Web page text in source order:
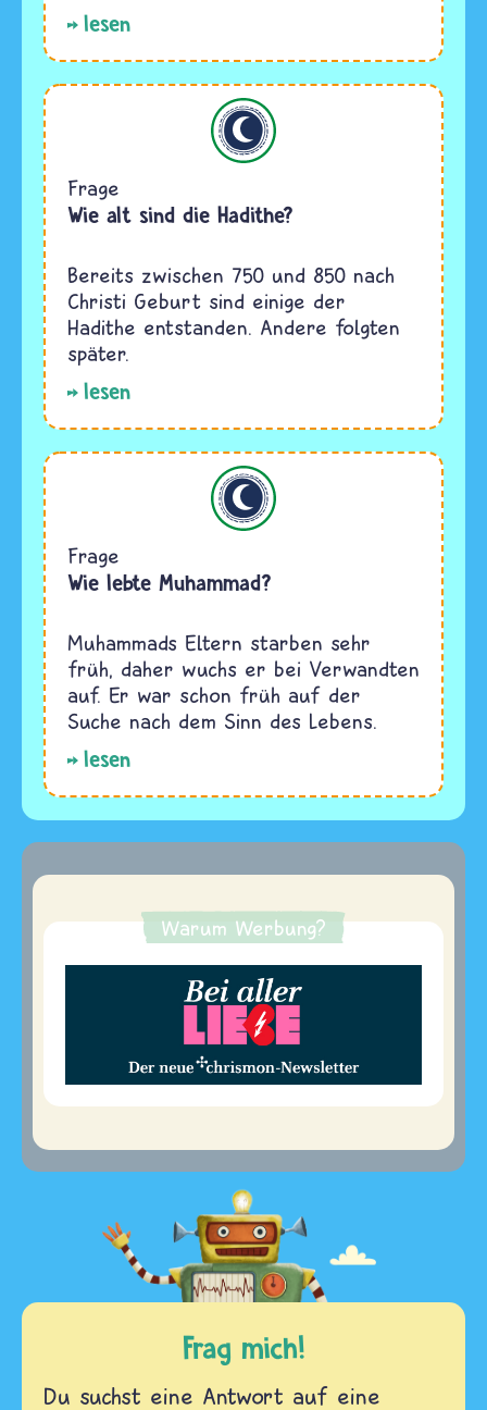
lesen
Frage
Wie alt sind die Hadithe?
Bereits zwischen 750 und 850 nach
Christi Geburt sind einige der
Hadithe entstanden. Andere folgten
später.
lesen
Frage
Wie lebte Muhammad?
Muhammads Eltern starben sehr
früh, daher wuchs er bei Verwandten
auf. Er war schon früh auf der
Suche nach dem Sinn des Lebens.
lesen
Warum Werbung?
Frag mich!
Du suchst eine Antwort auf eine